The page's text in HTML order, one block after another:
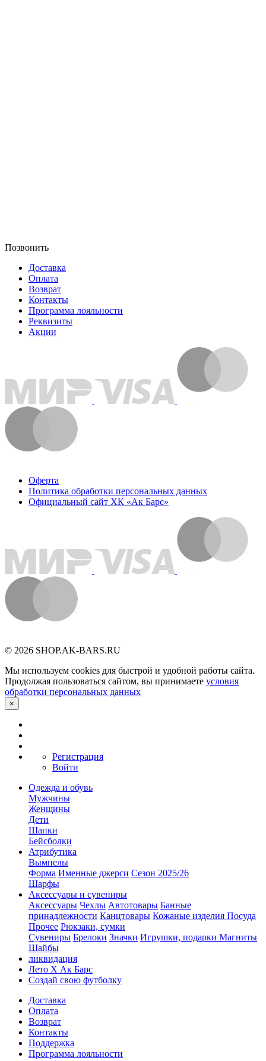
Позвонить
Доставка
Оплата
Возврат
Контакты
Программа лояльности
Реквизиты
Акции
Оферта
Политика обработки персональных данных
Официальный сайт ХК «Ак Барс»
© 2026 SHOP.AK-BARS.RU
Мы используем cookies для быстрой и удобной работы сайта.
Продолжая пользоваться сайтом, вы принимаете условия
обработки персональных данных
×
Регистрация
Войти
Одежда и обувь
Мужчины
Женщины
Дети
Шапки
Бейсболки
Атрибутика
Вымпелы
Форма Именные джерси Сезон 2025/26
Шарфы
Аксессуары и сувениры
Аксессуары Чехлы Автотовары Банные
принадлежности Канцтовары Кожаные изделия Посуда
Прочее Рюкзаки, сумки
Сувениры Брелоки Значки Игрушки, подарки Магниты
Шайбы
ликвидация
Лето Х Ак Барс
Создай свою футболку
Доставка
Оплата
Возврат
Контакты
Поддержка
Программа лояльности